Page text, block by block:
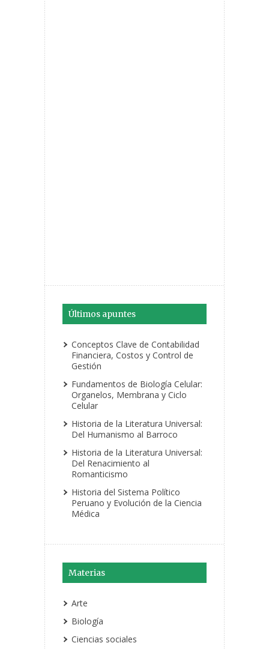
Últimos apuntes
Conceptos Clave de Contabilidad
Financiera, Costos y Control de
Gestión
Fundamentos de Biología Celular:
Organelos, Membrana y Ciclo
Celular
Historia de la Literatura Universal:
Del Humanismo al Barroco
Historia de la Literatura Universal:
Del Renacimiento al
Romanticismo
Historia del Sistema Político
Peruano y Evolución de la Ciencia
Médica
Materias
Arte
Biología
Ciencias sociales